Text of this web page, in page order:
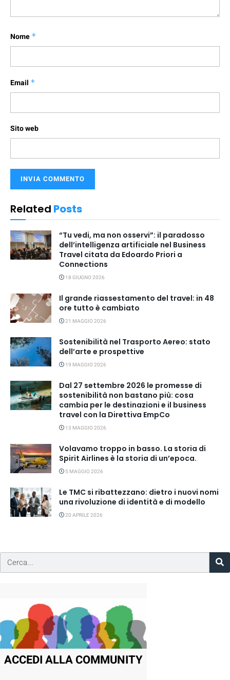
Nome *
Email *
Sito web
Related Posts
“Tu vedi, ma non osservi”: il paradosso
dell’intelligenza artificiale nel Business
Travel citata da Edoardo Priori a
Connections
18 GIUGNO 2026
Il grande riassestamento del travel: in 48
ore tutto è cambiato
21 MAGGIO 2026
Sostenibilità nel Trasporto Aereo: stato
dell’arte e prospettive
19 MAGGIO 2026
Dal 27 settembre 2026 le promesse di
sostenibilità non bastano più: cosa
cambia per le destinazioni e il business
travel con la Direttiva EmpCo
13 MAGGIO 2026
Volavamo troppo in basso. La storia di
Spirit Airlines è la storia di un’epoca.
5 MAGGIO 2026
Le TMC si ribattezzano: dietro i nuovi nomi
una rivoluzione di identità e di modello
20 APRILE 2026
ACCEDI ALLA COMMUNITY